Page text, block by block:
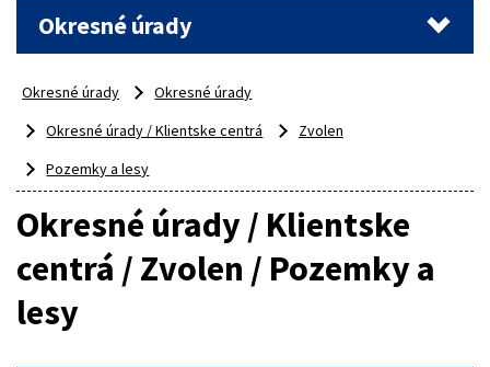
Okresné úrady
Okresné úrady
Okresné úrady
Okresné úrady / Klientske centrá
Zvolen
Pozemky a lesy
Okresné úrady / Klientske
centrá / Zvolen / Pozemky a
lesy